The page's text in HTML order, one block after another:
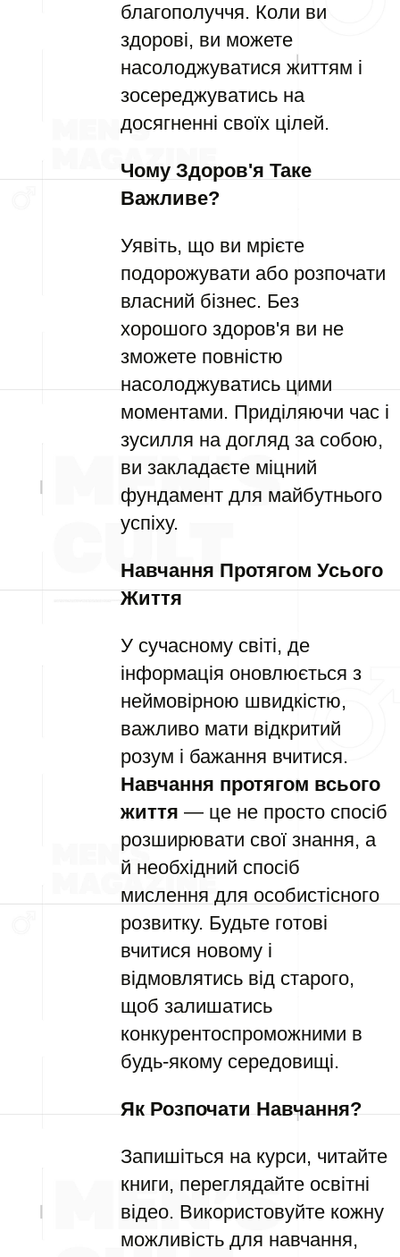
благополуччя. Коли ви
здорові, ви можете
насолоджуватися життям і
зосереджуватись на
досягненні своїх цілей.
Чому Здоров'я Таке
Важливе?
Уявіть, що ви мрієте
подорожувати або розпочати
власний бізнес. Без
хорошого здоров'я ви не
зможете повністю
насолоджуватись цими
моментами. Приділяючи час і
зусилля на догляд за собою,
ви закладаєте міцний
фундамент для майбутнього
успіху.
Навчання Протягом Усього
Життя
У сучасному світі, де
інформація оновлюється з
неймовірною швидкістю,
важливо мати відкритий
розум і бажання вчитися.
Навчання протягом всього
життя — це не просто спосіб
розширювати свої знання, а
й необхідний спосіб
мислення для особистісного
розвитку. Будьте готові
вчитися новому і
відмовлятись від старого,
щоб залишатись
конкурентоспроможними в
будь-якому середовищі.
Як Розпочати Навчання?
Запишіться на курси, читайте
книги, переглядайте освітні
відео. Використовуйте кожну
можливість для навчання,